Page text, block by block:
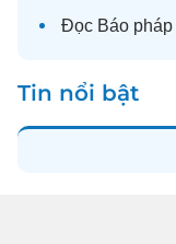
Đọc Báo
Tin nổi bật